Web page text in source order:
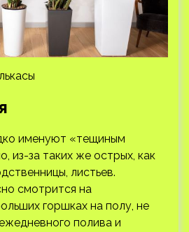
именуют «тещиным
из-за таких же острых, как
листьев.
смотрится на
горшках на полу, не
полива и